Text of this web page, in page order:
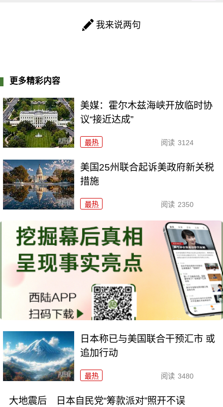
我来说两句
更多精彩内容
美媒：霍尔木兹海峡开放临时协
议“接近达成”
最热 阅读 3124
美国25州联合起诉美政府新关税
措施
最热 阅读 2350
日本称已与美国联合干预汇市 或
追加行动
最热 阅读 3480
大地震后 日本自民党“筹款派对”照开不误